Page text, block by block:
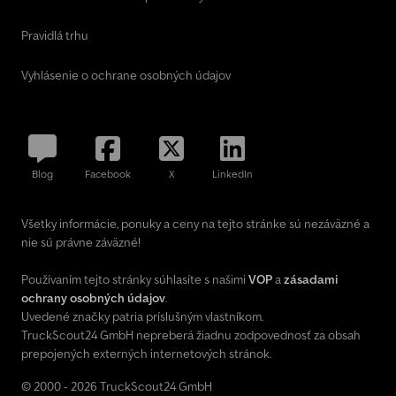
Pravidlá trhu
Vyhlásenie o ochrane osobných údajov
Blog Facebook X LinkedIn
Všetky informácie, ponuky a ceny na tejto stránke sú nezáväzné a
nie sú právne záväzné!
Používaním tejto stránky súhlasíte s našimi VOPazásadami
ochrany osobných údajov.
Uvedené značky patria príslušným vlastníkom.
TruckScout24 GmbH nepreberá žiadnu zodpovednosť za obsah
prepojených externých internetových stránok.
© 2000 - 2026 TruckScout24 GmbH